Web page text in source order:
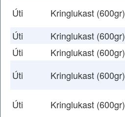
Úti
Kringlukast (600gr)
Úti
Kringlukast (600gr)
Úti
Kringlukast (600gr)
Úti
Kringlukast (600gr)
Úti Kringlukast (600gr)